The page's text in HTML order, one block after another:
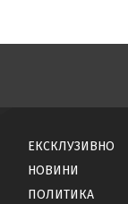
ЕКСКЛУЗИВНО
НОВИНИ
ПОЛИТИКА